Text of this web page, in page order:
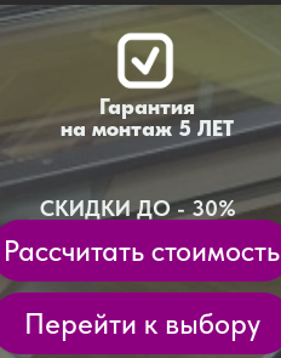
Гарантия
на монтаж 5 ЛЕТ
СКИДКИ ДО - 30%
Рассчитать стоимость
Перейти к выбору